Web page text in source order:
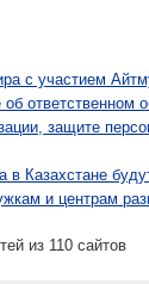
с участием
об ответственном
защите
Казахстане
и центрам
из 110 сайтов